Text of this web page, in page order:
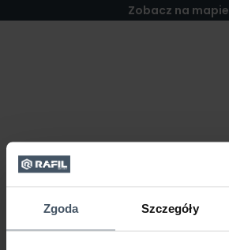
Zgoda Szczegóły
Zobacz na mapie